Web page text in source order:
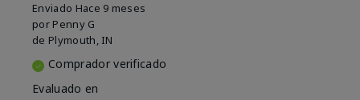
Enviado Hace 9 meses
por Penny G
de Plymouth, IN
Comprador verificado
Evaluado en